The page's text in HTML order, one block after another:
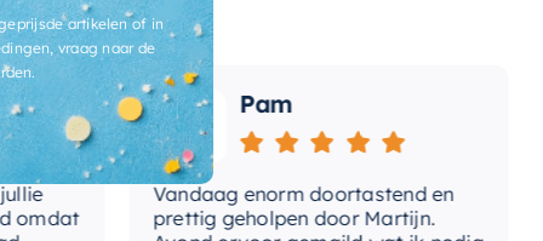
stopcontact
verlichting
2 jaar
Pam
Vandaag enorm doortastend en
prettig geholpen door Martijn.
artikelen of in
vraag naar de